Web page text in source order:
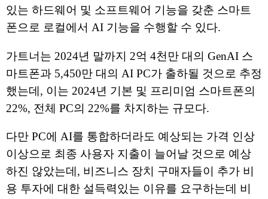
있는 하드웨어 및 소프트웨어 기능을 갖춘 스마트
폰으로 로컬에서 AI 기능을 수행할 수 있다.
가트너는 2024년 말까지 2억 4천만 대의 GenAI 스
마트폰과 5,450만 대의 AI PC가 출하될 것으로 추정
했는데, 이는 2024년 기본 및 프리미엄 스마트폰의
22%, 전체 PC의 22%를 차지하는 규모다.
다만 PC에 AI를 통합하더라도 예상되는 가격 인상
이상으로 최종 사용자 지출이 늘어날 것으로 예상
하진 않았는데, 비즈니스 장치 구매자들이 추가 비
용 투자에 대한 설득력있는 이유를 요구하는데 비